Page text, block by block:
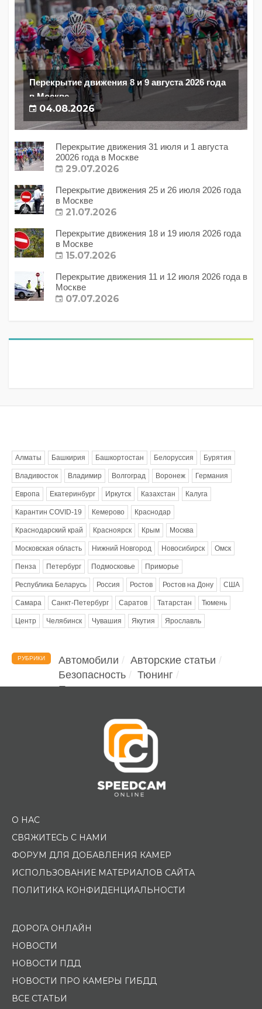
Перекрытие движения 8 и 9 августа 2026 года
в Москве
04.08.2026
Перекрытие движения 31 июля и 1 августа
20026 года в Москве
29.07.2026
Перекрытие движения 25 и 26 июля 2026 года
в Москве
21.07.2026
Перекрытие движения 18 и 19 июля 2026 года
в Москве
15.07.2026
Перекрытие движения 11 и 12 июля 2026 года в
Москве
07.07.2026
Алматы Башкирия Башкортостан Белоруссия Бурятия
Владивосток Владимир Волгоград Воронеж Германия
Европа Екатеринбург Иркутск Казахстан Калуга
Карантин COVID-19 Кемерово Краснодар
Краснодарский край Красноярск Крым Москва
Московская область Нижний Новгород Новосибирск Омск
Пенза Петербург Подмосковье Приморье
Республика Беларусь Россия Ростов Ростов на Дону США
Самара Санкт-Петербург Саратов Татарстан Тюмень
Центр Челябинск Чувашия Якутия Ярославль
РУБРИКИ Автомобили
Авторские статьи
Безопасность
Тюнинг
Помощь водителю
О НАС
СВЯЖИТЕСЬ С НАМИ
ФОРУМ ДЛЯ ДОБАВЛЕНИЯ КАМЕР
ИСПОЛЬЗОВАНИЕ МАТЕРИАЛОВ САЙТА
ПОЛИТИКА КОНФИДЕНЦИАЛЬНОСТИ
ДОРОГА ОНЛАЙН
НОВОСТИ
НОВОСТИ ПДД
НОВОСТИ ПРО КАМЕРЫ ГИБДД
ВСЕ СТАТЬИ